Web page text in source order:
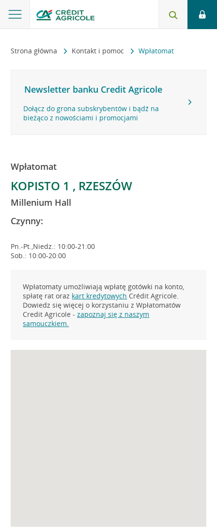
Strona główna Kontakt i pomoc Wpłatomat
Newsletter banku Credit Agricole
Dołącz do grona subskrybentów i bądź na
bieżąco z nowościami i promocjami
Wpłatomat
KOPISTO 1 , RZESZÓW
Millenium Hall
Czynny:
Pn.-Pt.,Niedz.: 10:00-21:00
Sob.: 10:00-20:00
Wpłatomaty umożliwiają wpłatę gotówki na konto,
spłatę rat oraz kart kredytowych Crédit Agricole.
Dowiedz się więcej o korzystaniu z Wpłatomatów
Credit Agricole -zapoznaj się z naszym
samouczkiem.